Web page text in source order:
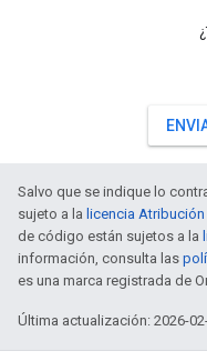
Salvo que se indique lo
sujeto a la licencia
de código están sujetos a la
información, consulta las
es una marca registrada de
Última actualización: 2026-